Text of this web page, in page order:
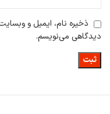
ذخیره نام، ایمیل و
دیدگاهی می‌نویسم.